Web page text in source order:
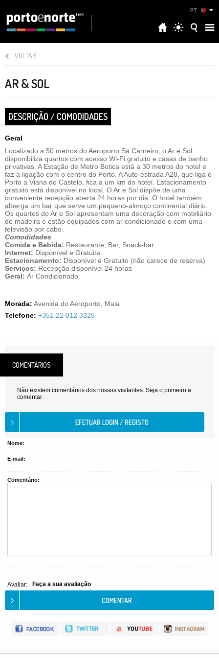
PT
VOLTAR
AR & SOL
DESCRIÇÃO / COMODIDADES
Geral
Localizado a 50 metros do Aeroporto Sá Carneiro, o Ar e Sol
disponibiliza quartos com acesso Wi-Fi gratuito e casas de banho
privativas. A Estação de Metro Botica está a 30 metros do hotel e
faz a ligação com o centro do Porto. A Auto-estrada A28, que liga o
Porto a Viana do Castelo, fica a um km do hotel. Estacionamento
gratuito está disponível no local. O Ar e Sol dispõe de uma
conveniente recepção aberta 24 horas por dia. O hotel também
alberga um bar que serve um pequeno-almoço continental diário.
Os quartos do Ar e Sol apresentam uma decoração com mobiliário
de madeira e estão equipados com ar condicionado e com uma
televisão por cabo.
Comodidades
Comida e Bebida: Restaurante, Bar, Snack-bar
Internet: Disponível e Gratuita
Estacionamento: Disponível e Gratuito (não carece de reserva)
Serviços: Recepção disponível 24 horas
Geral: Ar Condicionado
Morada: Avenida do Aeroporto, Maia
Telefone: +351 22 012 3325
COMENTÁRIOS
Não existem comentários dos nossos visitantes. Seja o primeiro a
comentar.
Nome:
E-mail:
Comentário:
Avaliar: Faça a sua avaliação